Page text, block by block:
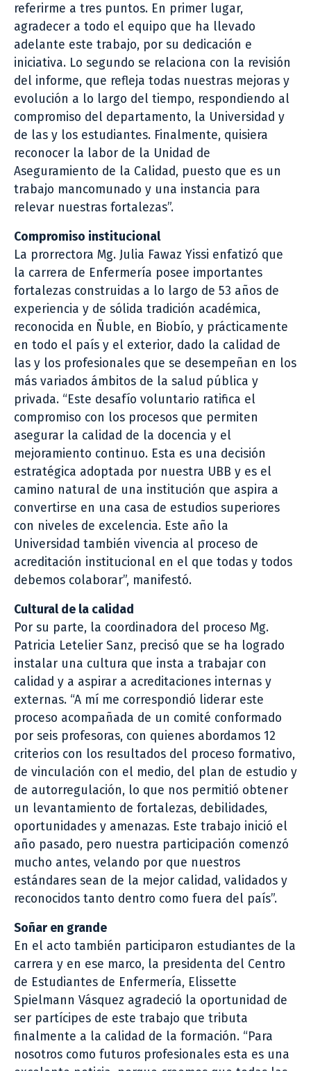
referirme a tres puntos. En primer lugar,
agradecer a todo el equipo que ha llevado
adelante este trabajo, por su dedicación e
iniciativa. Lo segundo se relaciona con la revisión
del informe, que refleja todas nuestras mejoras y
evolución a lo largo del tiempo, respondiendo al
compromiso del departamento, la Universidad y
de las y los estudiantes. Finalmente, quisiera
reconocer la labor de la Unidad de
Aseguramiento de la Calidad, puesto que es un
trabajo mancomunado y una instancia para
relevar nuestras fortalezas”.
Compromiso institucional
La prorrectora Mg. Julia Fawaz Yissi enfatizó que
la carrera de Enfermería posee importantes
fortalezas construidas a lo largo de 53 años de
experiencia y de sólida tradición académica,
reconocida en Ñuble, en Biobío, y prácticamente
en todo el país y el exterior, dado la calidad de
las y los profesionales que se desempeñan en los
más variados ámbitos de la salud pública y
privada. “Este desafío voluntario ratifica el
compromiso con los procesos que permiten
asegurar la calidad de la docencia y el
mejoramiento continuo. Esta es una decisión
estratégica adoptada por nuestra UBB y es el
camino natural de una institución que aspira a
convertirse en una casa de estudios superiores
con niveles de excelencia. Este año la
Universidad también vivencia al proceso de
acreditación institucional en el que todas y todos
debemos colaborar”, manifestó.
Cultural de la calidad
Por su parte, la coordinadora del proceso Mg.
Patricia Letelier Sanz, precisó que se ha logrado
instalar una cultura que insta a trabajar con
calidad y a aspirar a acreditaciones internas y
externas. “A mí me correspondió liderar este
proceso acompañada de un comité conformado
por seis profesoras, con quienes abordamos 12
criterios con los resultados del proceso formativo,
de vinculación con el medio, del plan de estudio y
de autorregulación, lo que nos permitió obtener
un levantamiento de fortalezas, debilidades,
oportunidades y amenazas. Este trabajo inició el
año pasado, pero nuestra participación comenzó
mucho antes, velando por que nuestros
estándares sean de la mejor calidad, validados y
reconocidos tanto dentro como fuera del país”.
Soñar en grande
En el acto también participaron estudiantes de la
carrera y en ese marco, la presidenta del Centro
de Estudiantes de Enfermería, Elissette
Spielmann Vásquez agradeció la oportunidad de
ser partícipes de este trabajo que tributa
finalmente a la calidad de la formación. “Para
nosotros como futuros profesionales esta es una